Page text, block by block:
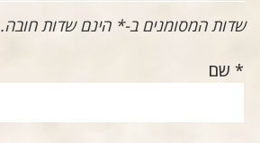
שדות המסומנים ב-* הינם שדות חובה.
* שם